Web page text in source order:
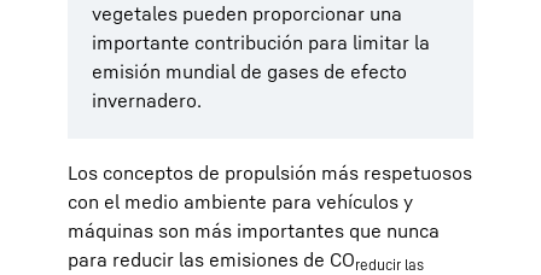
vegetales pueden proporcionar una
importante contribución para limitar la
emisión mundial de gases de efecto
invernadero.
Los conceptos de propulsión más respetuosos
con el medio ambiente para vehículos y
máquinas son más importantes que nunca
para reducir las emisiones de COreducir las